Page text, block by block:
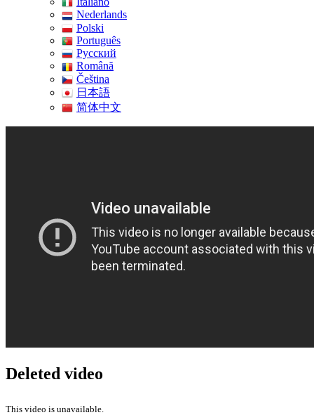
Nederlands
Polski
Português
Pусский
Română
Čeština
日本語
简体中文
Deleted video
This video is unavailable.